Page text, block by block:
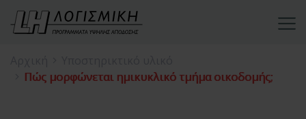
Πώς μορφώνεται ημικυκλικό τμήμα οικοδομής;